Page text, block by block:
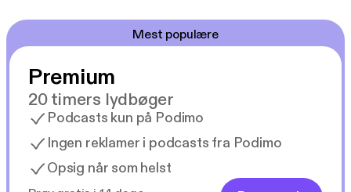
Mest populære
Premium
20 timers lydbøger
Podcasts kun på Podimo
Ingen reklamer i podcasts fra Podimo
Opsig når som helst